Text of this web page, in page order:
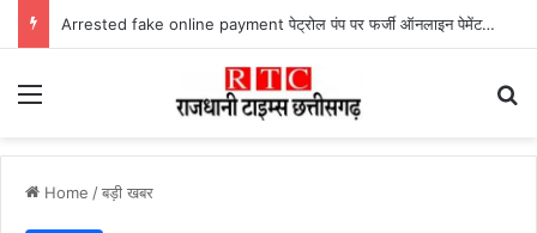
Arrested fake online payment पेट्रोल पंप पर फर्जी ऑनलाइन पेमेंट दिखाकर ठगी करने वाला युवक गिरफ्तार
Menu
Home /बड़ी खबर